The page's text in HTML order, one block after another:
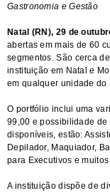
Gastronomia e Gestão
Natal (RN), 29 de
abertas em mais de 60
segmentos. São cerca
instituição em Natal e
em qualquer unidade do
O portfólio inclui uma
99,00 e possibilidade de
disponíveis, estão:
Depilador, Maquiador,
para Executivos e
A instituição dispõe de